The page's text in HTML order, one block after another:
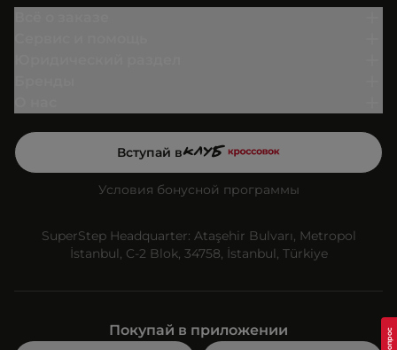
Вступай в
Условия бонусной программы
SuperStep Headquarter: Ataşehir Bulvarı, Metropol
İstanbul, C-2 Blok, 34758, İstanbul, Türkiye
Покупай в приложении